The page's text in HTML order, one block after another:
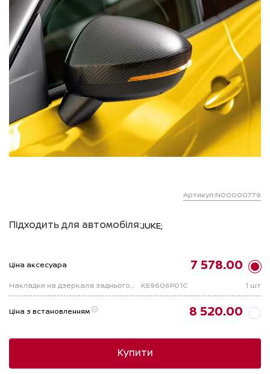
Артикул:N00000779
Підходить для автомобіля:JUKE;
Ціна аксесуара 7 578.00
Накладки на дзеркала заднього виду Carbon Black, к-кт 2 шт. Juke F16B KE9606P01C 1 шт
Ціна з встановленням 8 520.00
Купити